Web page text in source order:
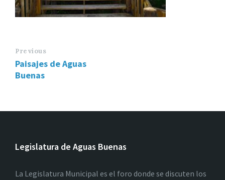
Previous
Paisajes de Aguas
Buenas
Legislatura de Aguas Buenas
La Legislatura Municipal es el foro donde se discuten los